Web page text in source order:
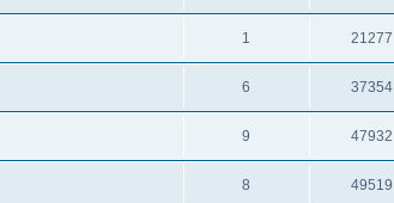
1 21277
6 37354
9 47932
8 49519